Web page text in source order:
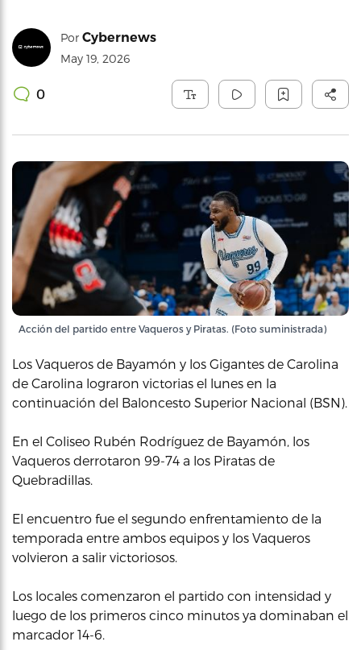
Por Cybernews
May 19, 2026
0
Acción del partido entre Vaqueros y Piratas. (Foto suministrada)
Los Vaqueros de Bayamón y los Gigantes de Carolina
de Carolina lograron victorias el lunes en la
continuación del Baloncesto Superior Nacional (BSN).
En el Coliseo Rubén Rodríguez de Bayamón, los
Vaqueros derrotaron 99-74 a los Piratas de
Quebradillas.
El encuentro fue el segundo enfrentamiento de la
temporada entre ambos equipos y los Vaqueros
volvieron a salir victoriosos.
Los locales comenzaron el partido con intensidad y
luego de los primeros cinco minutos ya dominaban el
marcador 14-6.